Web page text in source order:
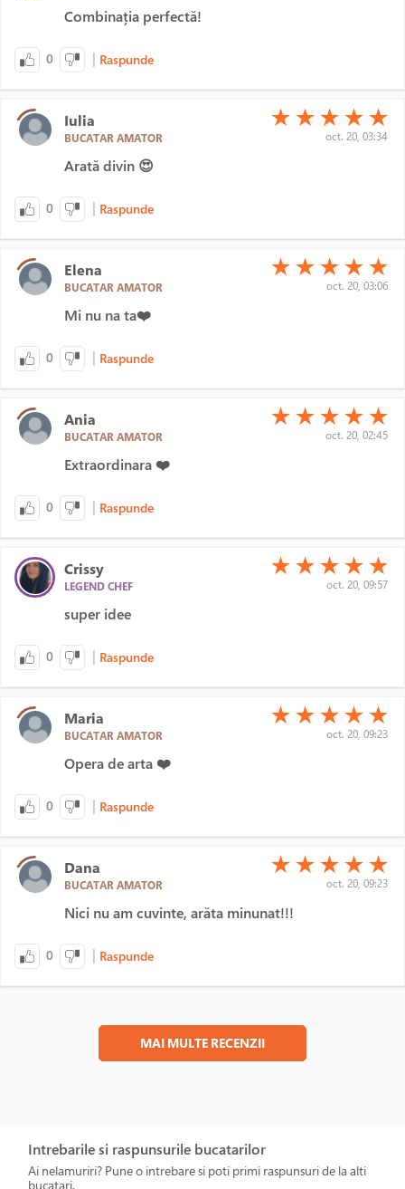
Combinația perfectă!
0 | Raspunde
Iulia
BUCATAR AMATOR
(*)
★ (*)
★ (*)
★ (*)
★ (*)
★
oct. 20, 03:34
Arată divin 😍
0 | Raspunde
Elena
BUCATAR AMATOR
(*)
★ (*)
★ (*)
★ (*)
★ (*)
★
oct. 20, 03:06
Mi nu na ta❤️
0 | Raspunde
Ania
BUCATAR AMATOR
(*)
★ (*)
★ (*)
★ (*)
★ (*)
★
oct. 20, 02:45
Extraordinara ❤️
0 | Raspunde
Crissy
LEGEND CHEF
(*)
★ (*)
★ (*)
★ (*)
★ (*)
★
oct. 20, 09:57
super idee
0 | Raspunde
Maria
BUCATAR AMATOR
(*)
★ (*)
★ (*)
★ (*)
★ (*)
★
oct. 20, 09:23
Opera de arta ❤️
0 | Raspunde
Dana
BUCATAR AMATOR
(*)
★ (*)
★ (*)
★ (*)
★ (*)
★
oct. 20, 09:23
Nici nu am cuvinte, arăta minunat!!!
0 | Raspunde
MAI MULTE RECENZII
Intrebarile si raspunsurile bucatarilor
Ai nelamuriri? Pune o intrebare si poti primi raspunsuri de la alti
bucatari.